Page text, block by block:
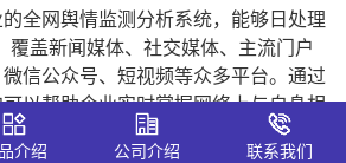
全网舆情监测分析系统，能够日处理
覆盖新闻媒体、社交媒体、主流门户
信公众号、短视频等众多平台。通过
以帮助企业实时掌握网络上与自身相
业动态、竞品情报、品牌口碑等。
介绍 公司介绍 联系我们